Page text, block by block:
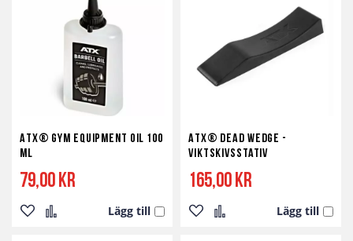
önskelista
jämför
ATX® Gym Equipment Oil 100
ml
79,00 kr
Lägg till
Lägg Lägg
ATX® Dead Wedge -
Viktskivsstativ
165,00 kr
Lägg till
Lägg Lägg